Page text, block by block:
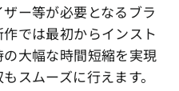
ー等が必要となるブラ
では最初からインスト
大幅な時間短縮を実現
スムーズに行えます。